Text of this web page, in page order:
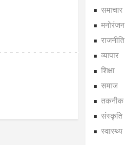
समाचार
मनोरंजन
राजनीति
व्यापार
शिक्षा
समाज
तकनीक
संस्कृति
स्वास्थ्य